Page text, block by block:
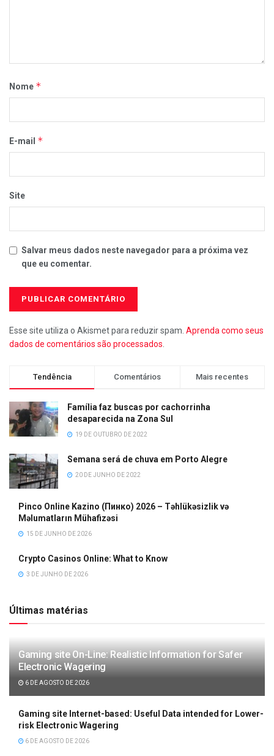
Nome *
E-mail *
Site
Salvar meus dados neste navegador para a próxima vez
que eu comentar.
Esse site utiliza o Akismet para reduzir spam. Aprenda como seus
dados de comentários são processados
Tendência Comentários Mais recentes
Família faz buscas por cachorrinha
desaparecida na Zona Sul
19 DE OUTUBRO DE 2022
Semana será de chuva em Porto Alegre
20 DE JUNHO DE 2022
Pinco Online Kazino (Пинко) 2026 – Təhlükəsizlik və
Məlumatların Mühafizəsi
15 DE JUNHO DE 2026
Crypto Casinos Online: What to Know
3 DE JUNHO DE 2026
Últimas matérias
Gaming site On-Line: Realistic Information for Safer
Electronic Wagering
6 DE AGOSTO DE 2026
Gaming site Internet-based: Useful Data intended for Lower-
risk Electronic Wagering
6 DE AGOSTO DE 2026